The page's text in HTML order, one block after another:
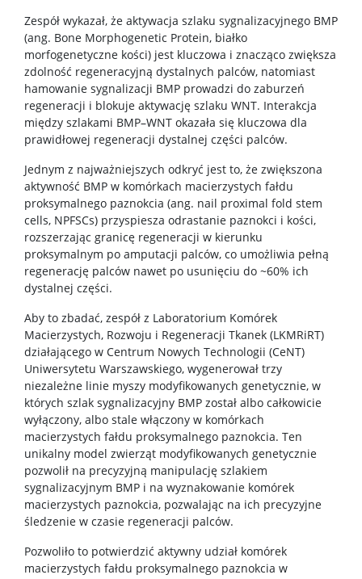
Zespół wykazał, że aktywacja szlaku sygnalizacyjnego BMP
(ang. Bone Morphogenetic Protein, białko
morfogenetyczne kości) jest kluczowa i znacząco zwiększa
zdolność regeneracyjną dystalnych palców, natomiast
hamowanie sygnalizacji BMP prowadzi do zaburzeń
regeneracji i blokuje aktywację szlaku WNT. Interakcja
między szlakami BMP–WNT okazała się kluczowa dla
prawidłowej regeneracji dystalnej części palców.
Jednym z najważniejszych odkryć jest to, że zwiększona
aktywność BMP w komórkach macierzystych fałdu
proksymalnego paznokcia (ang. nail proximal fold stem
cells, NPFSCs) przyspiesza odrastanie paznokci i kości,
rozszerzając granicę regeneracji w kierunku
proksymalnym po amputacji palców, co umożliwia pełną
regenerację palców nawet po usunięciu do ~60% ich
dystalnej części.
Aby to zbadać, zespół z Laboratorium Komórek
Macierzystych, Rozwoju i Regeneracji Tkanek (LKMRiRT)
działającego w Centrum Nowych Technologii (CeNT)
Uniwersytetu Warszawskiego, wygenerował trzy
niezależne linie myszy modyfikowanych genetycznie, w
których szlak sygnalizacyjny BMP został albo całkowicie
wyłączony, albo stale włączony w komórkach
macierzystych fałdu proksymalnego paznokcia. Ten
unikalny model zwierząt modyfikowanych genetycznie
pozwolił na precyzyjną manipulację szlakiem
sygnalizacyjnym BMP i na wyznakowanie komórek
macierzystych paznokcia, pozwalając na ich precyzyjne
śledzenie w czasie regeneracji palców.
Pozwoliło to potwierdzić aktywny udział komórek
macierzystych fałdu proksymalnego paznokcia w